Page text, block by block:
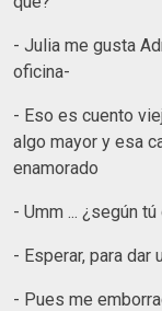
- Julia me gusta
oficina-
- Eso es cuento
algo mayor y esa
enamorado
- Umm ... ¿según
- Esperar, para
- Pues me